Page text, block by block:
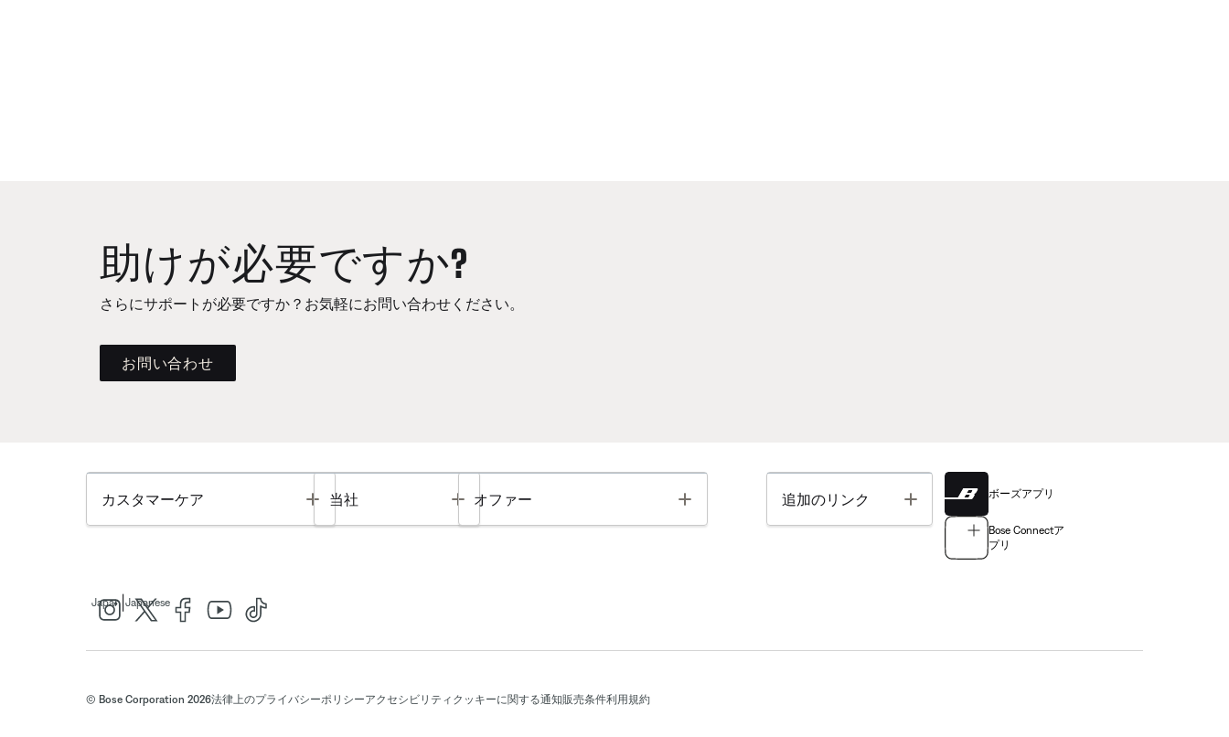
助けが必要ですか?
さらにサポートが必要ですか？お気軽にお問い合わせください。
お問い合わせ
カスタマーケア Toggle
当社 Toggle
オファー Toggle 追加のリンク Toggle ボーズアプリ
Bose Connectア
プリ
Japan Japanese
© Bose Corporation 2026法律上のプライバシーポリシーアクセシビリティ クッキーに関する通知販売条件利用規約